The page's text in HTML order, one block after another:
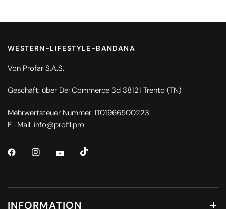
WESTERN-LIFESTYLE-BANDANA
Von Profar S.A.S.
Geschäft: über Del Commerce 3d 38121 Trento (TN)
Mehrwertsteuer Nummer: IT01966500223
E -Mail: info@profil.pro
INFORMATION